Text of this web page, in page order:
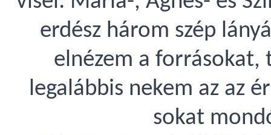
erdész három szép
elnézem a forrásokat,
legalábbis nekem az az
sokat